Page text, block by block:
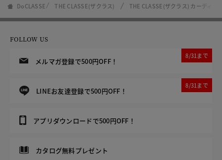
DoCLASSE THE CLASSE(ザクラス) THE CLASSE(ザクラス) カーディガ
FOLLOW US
メルマガ登録で500円OFF！
8/31まで
LINEお友達登録で500円OFF！
8/31まで
アプリダウンロードで500円OFF！
カタログ無料プレゼント